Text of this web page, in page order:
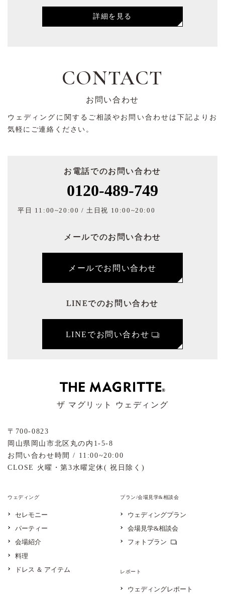
詳細を見る
CONTACT
お問い合わせ
ウェディングに関するご相談やお問い合わせは下記よりお
気軽にご連絡ください。
お電話でのお問い合わせ
0120-489-749
平日 11:00~20:00 / 土日祝 10:00~20:00
メールでのお問い合わせ
メールでお問い合わせ
LINEでのお問い合わせ
LINEでお問い合わせ
ザ マグリット ウェディング
〒700-0823
岡山県岡山市北区丸の内1-5-8
お問い合わせ時間 / 11:00~20:00
CLOSE 火曜・第3水曜定休( 祝日除く)
ウェディング
セレモニー
パーティー
会場紹介
料理
ドレス ＆ アイテム
プラン/会場見学&相談会
ウェディングプラン
会場見学&相談会
フォトプラン
レポート
ウェディングレポート